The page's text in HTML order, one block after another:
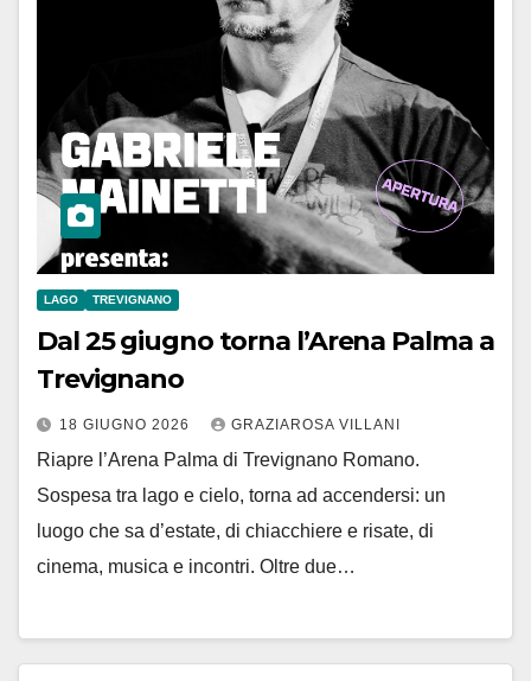
LAGO TREVIGNANO
Dal 25 giugno torna l’Arena Palma a
Trevignano
18 GIUGNO 2026 GRAZIAROSA VILLANI
Riapre l’Arena Palma di Trevignano Romano.
Sospesa tra lago e cielo, torna ad accendersi: un
luogo che sa d’estate, di chiacchiere e risate, di
cinema, musica e incontri. Oltre due…